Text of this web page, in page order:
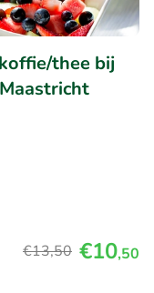
thee bij
€13,50 €10,50